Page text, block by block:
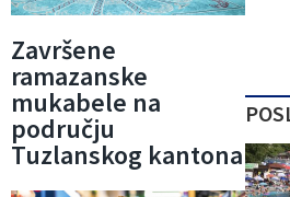
Završene
ramazanske
mukabele na
području
Tuzlanskog kantona